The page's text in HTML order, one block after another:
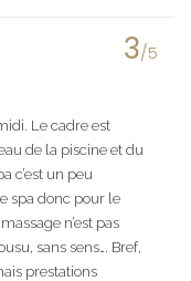
3/5
Le cadre est
de la piscine et du
c’est un peu
spa donc pour le
n’est pas
sans sens…. Bref,
prestations